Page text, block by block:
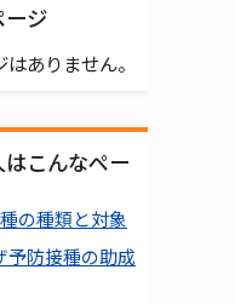
ージ
ありません。
こんなペー
の種類と対象
予防接種の助成